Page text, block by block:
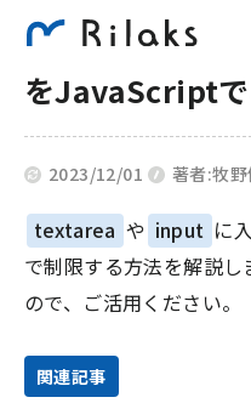
textareaや
をJavaScript
2023/12/01 著者:牧野
textarea や input に
で制限する方法を解説し
ので、ご活用ください。
関連記事